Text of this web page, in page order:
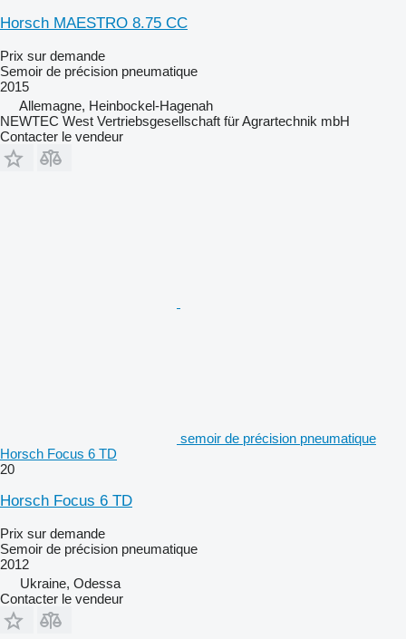
Horsch MAESTRO 8.75 CC
Prix sur demande
Semoir de précision pneumatique
2015
Allemagne, Heinbockel-Hagenah
NEWTEC West Vertriebsgesellschaft für Agrartechnik mbH
Contacter le vendeur
semoir de précision pneumatique
Horsch Focus 6 TD
20
Horsch Focus 6 TD
Prix sur demande
Semoir de précision pneumatique
2012
Ukraine, Odessa
Contacter le vendeur